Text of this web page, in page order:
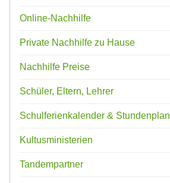
Online-Nachhilfe
Private Nachhilfe zu Hause
Nachhilfe Preise
Schüler, Eltern, Lehrer
Schulferienkalender & Stundenplan
Kultusministerien
Tandempartner